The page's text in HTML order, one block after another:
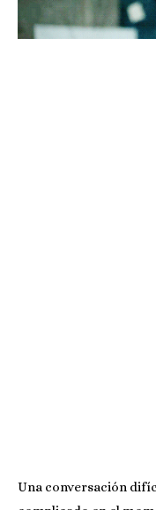
Una conversación